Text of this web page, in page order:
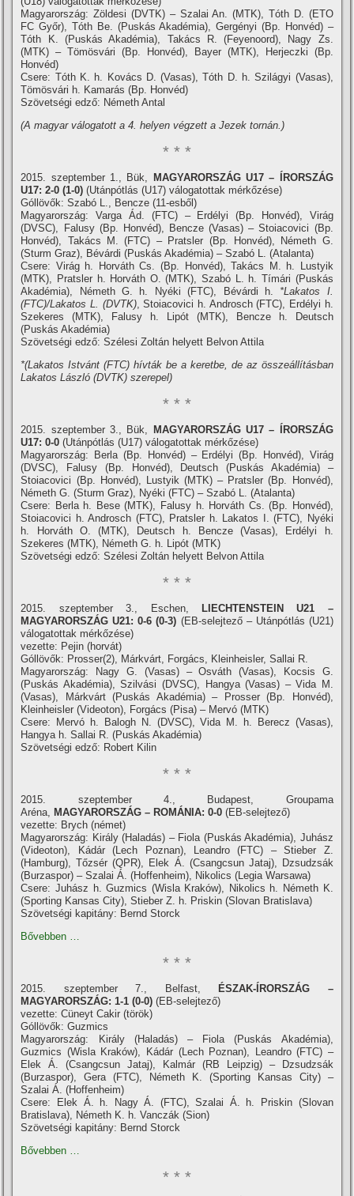
Magyarország: Zöldesi (DVTK) – Szalai An. (MTK), Tóth D. (ETO
FC Győr), Tóth Be. (Puskás Akadémia), Gergényi (Bp. Honvéd) –
Tóth K. (Puskás Akadémia), Takács R. (Feyenoord), Nagy Zs.
(MTK) – Tömösvári (Bp. Honvéd), Bayer (MTK), Herjeczki (Bp.
Honvéd)
Csere: Tóth K. h. Kovács D. (Vasas), Tóth D. h. Szilágyi (Vasas),
Tömösvári h. Kamarás (Bp. Honvéd)
Szövetségi edző: Németh Antal
(A magyar válogatott a 4. helyen végzett a Jezek tornán.)
* * *
2015. szeptember 1., Bük,
MAGYARORSZÁG U17 – ÍRORSZÁG
U17: 2-0 (1-0) (Utánpótlás (U17) válogatottak mérkőzése)
Góllövők: Szabó L., Bencze (11-esből)
Magyarország: Varga Ád. (FTC) – Erdélyi (Bp. Honvéd), Virág
(DVSC), Falusy (Bp. Honvéd), Bencze (Vasas) – Stoiacovici (Bp.
Honvéd), Takács M. (FTC) – Pratsler (Bp. Honvéd), Németh G.
(Sturm Graz), Bévárdi (Puskás Akadémia) – Szabó L. (Atalanta)
Csere: Virág h. Horváth Cs. (Bp. Honvéd), Takács M. h. Lustyik
(MTK), Pratsler h. Horváth O. (MTK), Szabó L. h. Tí­mári (Puskás
Akadémia), Németh G. h. Nyéki (FTC), Bévárdi h. *Lakatos I.
(FTC)/Lakatos L. (DVTK), Stoiacovici h. Androsch (FTC), Erdélyi h.
Szekeres (MTK), Falusy h. Lipót (MTK), Bencze h. Deutsch
(Puskás Akadémia)
Szövetségi edző: Szélesi Zoltán helyett Belvon Attila
*(Lakatos Istvánt (FTC) hí­vták be a keretbe, de az összeállí­tásban
Lakatos László (DVTK) szerepel)
* * *
2015. szeptember 3., Bük,
MAGYARORSZÁG U17 – ÍRORSZÁG
U17: 0-0 (Utánpótlás (U17) válogatottak mérkőzése)
Magyarország: Berla (Bp. Honvéd) – Erdélyi (Bp. Honvéd), Virág
(DVSC), Falusy (Bp. Honvéd), Deutsch (Puskás Akadémia) –
Stoiacovici (Bp. Honvéd), Lustyik (MTK) – Pratsler (Bp. Honvéd),
Németh G. (Sturm Graz), Nyéki (FTC) – Szabó L. (Atalanta)
Csere: Berla h. Bese (MTK), Falusy h. Horváth Cs. (Bp. Honvéd),
Stoiacovici h. Androsch (FTC), Pratsler h. Lakatos I. (FTC), Nyéki
h. Horváth O. (MTK), Deutsch h. Bencze (Vasas), Erdélyi h.
Szekeres (MTK), Németh G. h. Lipót (MTK)
Szövetségi edző: Szélesi Zoltán helyett Belvon Attila
* * *
2015. szeptember 3., Eschen,
LIECHTENSTEIN U21 –
MAGYARORSZÁG U21: 0-6 (0-3) (EB-selejtező – Utánpótlás (U21)
válogatottak mérkőzése)
vezette: Pejin (horvát)
Góllövők: Prosser(2), Márkvárt, Forgács, Kleinheisler, Sallai R.
Magyarország: Nagy G. (Vasas) – Osváth (Vasas), Kocsis G.
(Puskás Akadémia), Szilvási (DVSC), Hangya (Vasas) – Vida M.
(Vasas), Márkvárt (Puskás Akadémia) – Prosser (Bp. Honvéd),
Kleinheisler (Videoton), Forgács (Pisa) – Mervó (MTK)
Csere: Mervó h. Balogh N. (DVSC), Vida M. h. Berecz (Vasas),
Hangya h. Sallai R. (Puskás Akadémia)
Szövetségi edző: Robert Kilin
* * *
2015. szeptember 4., Budapest, Groupama
Aréna, MAGYARORSZÁG – ROMÁNIA: 0-0 (EB-selejtező)
vezette: Brych (német)
Magyarország: Király (Haladás) – Fiola (Puskás Akadémia), Juhász
(Videoton), Kádár (Lech Poznan), Leandro (FTC) – Stieber Z.
(Hamburg), Tőzsér (QPR), Elek Á. (Csangcsun Jataj), Dzsudzsák
(Burzaspor) – Szalai Á. (Hoffenheim), Nikolics (Legia Warsawa)
Csere: Juhász h. Guzmics (Wisla Kraków), Nikolics h. Németh K.
(Sporting Kansas City), Stieber Z. h. Priskin (Slovan Bratislava)
Szövetségi kapitány: Bernd Storck
Bővebben …
* * *
2015. szeptember 7., Belfast,
ÉSZAK-ÍRORSZÁG –
MAGYARORSZÁG: 1-1 (0-0) (EB-selejtező)
vezette: Cüneyt Cakir (török)
Góllövők: Guzmics
Magyarország: Király (Haladás) – Fiola (Puskás Akadémia),
Guzmics (Wisla Kraków), Kádár (Lech Poznan), Leandro (FTC) –
Elek Á. (Csangcsun Jataj), Kalmár (RB Leipzig) – Dzsudzsák
(Burzaspor), Gera (FTC), Németh K. (Sporting Kansas City) –
Szalai Á. (Hoffenheim)
Csere: Elek Á. h. Nagy Á. (FTC), Szalai Á. h. Priskin (Slovan
Bratislava), Németh K. h. Vanczák (Sion)
Szövetségi kapitány: Bernd Storck
Bővebben …
* * *